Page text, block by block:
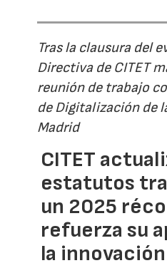
Tras la clausura del
Directiva de CITET
reunión de trabajo
de Digitalización de
Madrid
CITET
estatutos
un 2025
refuerza su
la